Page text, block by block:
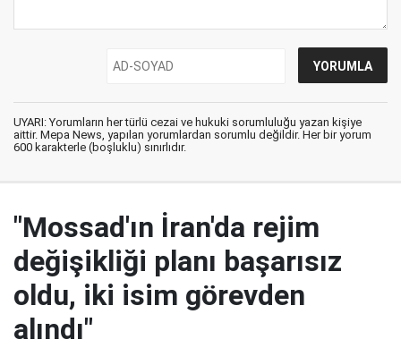
UYARI: Yorumların her türlü cezai ve hukuki sorumluluğu yazan kişiye
aittir. Mepa News, yapılan yorumlardan sorumlu değildir. Her bir yorum
600 karakterle (boşluklu) sınırlıdır.
"Mossad'ın İran'da rejim
değişikliği planı başarısız
oldu, iki isim görevden
alındı"